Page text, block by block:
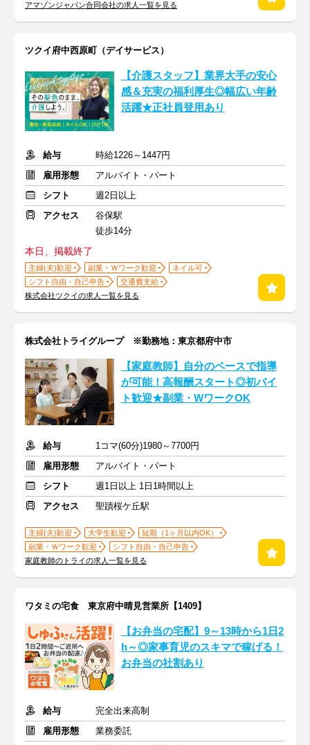
アマゾンジャパン合同会社の求人一覧を見る
ツクイ府中西原町（デイサービス）
【介護スタッフ】業界大手の安心
感＆充実の福利厚生◎幅広い年齢
活躍★正社員登用あり
給与
時給1226～1447円
雇用形態
アルバイト・パート
シフト
週2日以上
アクセス
谷保駅
徒歩14分
本日、掲載終了
主婦(夫)歓迎 副業・Ｗワーク歓迎
ネイル可
シフト自由・自己申告
交通費支給
株式会社ツクイの求人一覧を見る
株式会社トライグループ ※勤務地：東京都府中市
【家庭教師】自分のペースで指導
が可能！高報酬スタート◎初バイ
ト歓迎★副業・WワークOK
給与
1コマ(60分)1980～7700円
雇用形態
アルバイト・パート
シフト
週1日以上 1日1時間以上
アクセス
聖蹟桜ケ丘駅
主婦(夫)歓迎 大学生歓迎
短期（1ヶ月以内OK）
副業・Ｗワーク歓迎
シフト自由・自己申告
家庭教師のトライの求人一覧を見る
ワタミの宅食 東京府中晴見営業所【1409】
【お弁当の宅配】9～13時から1日2
h～◎家事育児のスキマで稼げる！
お弁当の社割あり
給与
完全出来高制
雇用形態
業務委託